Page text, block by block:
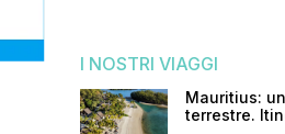
I NOSTRI VIAGGI
Mauritius:
terrestre.